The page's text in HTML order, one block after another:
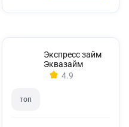
Экспресс займ
Эквазайм
4.9
топ